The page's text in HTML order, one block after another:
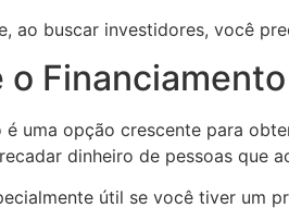
ao buscar investidores, você
o
uma opção crescente para
dinheiro de pessoas que
útil se você tiver um